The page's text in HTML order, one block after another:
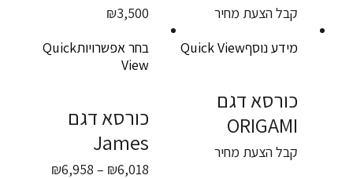
קבל הצעת מחיר ₪3,500
מידע נוסףQuick View
כורסא דגם
ORIGAMI
קבל הצעת מחיר
בחר אפשרויותQuick
View
כורסא דגם
James
₪6,018
–
₪6,958